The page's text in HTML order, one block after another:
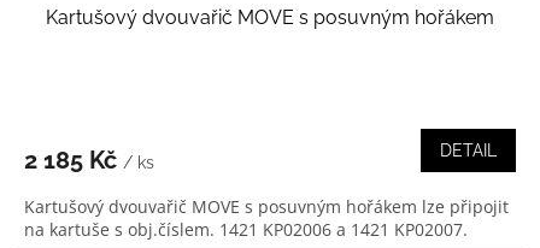
Kartušový dvouvařič MOVE s posuvným hořákem
2 185 Kč / ks
DETAIL
Kartušový dvouvařič MOVE s posuvným hořákem lze připojit
na kartuše s obj.číslem. 1421 KP02006 a 1421 KP02007.